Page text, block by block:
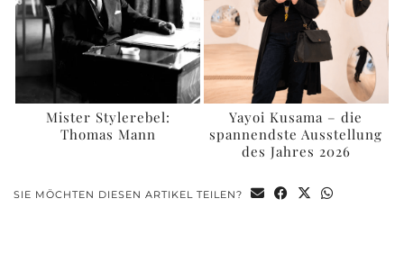
Mister Stylerebel:
Thomas Mann
Yayoi Kusama – die
spannendste Ausstellung
des Jahres 2026
SIE MÖCHTEN DIESEN ARTIKEL TEILEN?